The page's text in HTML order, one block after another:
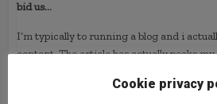
bid us…
I’m typically to running a blog and i
content. The article has actually peaks
Cookie privacy